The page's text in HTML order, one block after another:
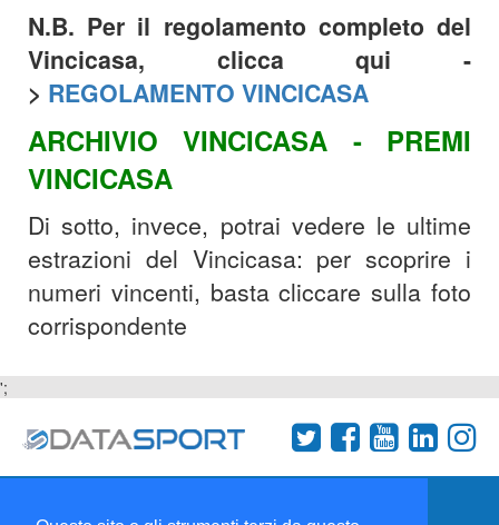
N.B. Per il regolamento completo del
Vincicasa, clicca qui -
> REGOLAMENTO VINCICASA
ARCHIVIO VINCICASA - PREMI
VINCICASA
Di sotto, invece, potrai vedere le ultime
estrazioni del Vincicasa: per scoprire i
numeri vincenti, basta cliccare sulla foto
corrispondente
';